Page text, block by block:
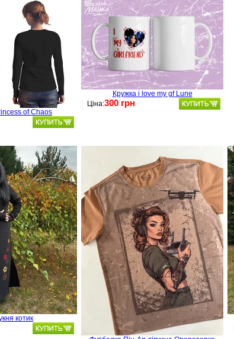
of Chaos
Кружка i love my gf Lune
Ціна:300 грн
котик